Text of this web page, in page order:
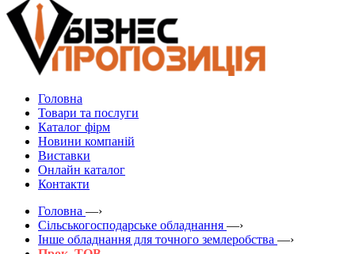
Головна
Товари та послуги
Каталог фірм
Новини компаній
Виставки
Онлайн каталог
Контакти
Головна —›
Сільськогосподарське обладнання —›
Інше обладнання для точного землеробства —›